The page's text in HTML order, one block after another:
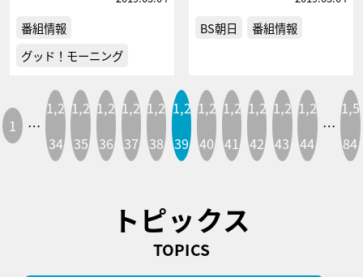
番組情報
グッド！モーニング
BS朝日 番組情報
1 …
1,2
34
1,2
35
1,2
36
1,2
37
1,2
38
1,2
39
1,2
40
1,2
41
1,2
42
1,2
43
1,2
44
…
1,5
84
トピックス
TOPICS